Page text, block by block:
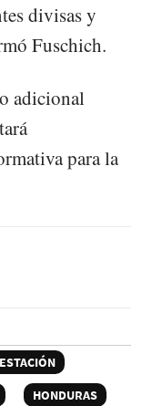
divisas y
Fuschich.
adicional
para la
HONDURAS